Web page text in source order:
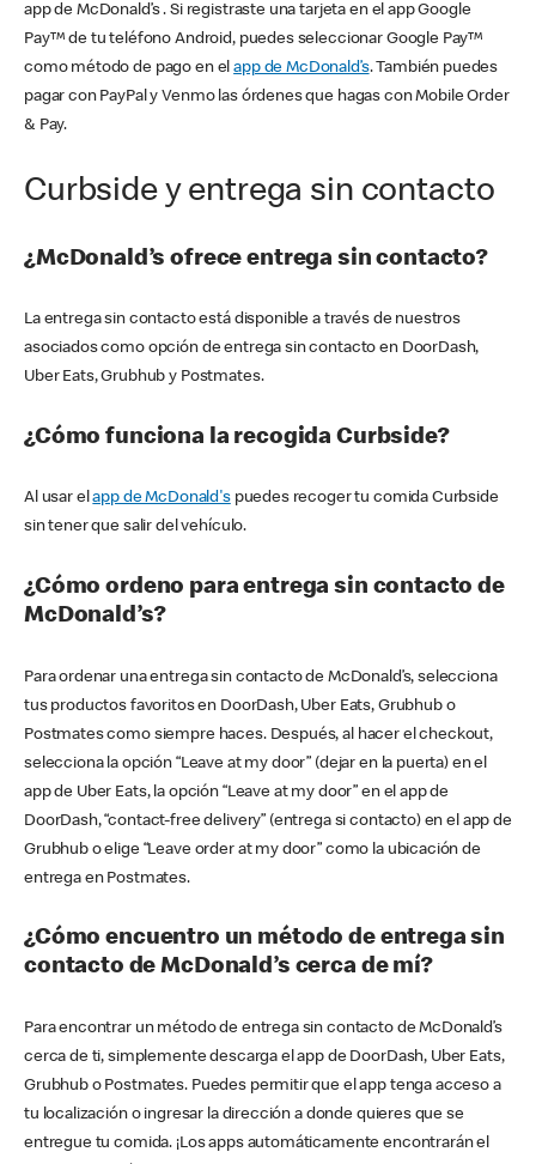
app de McDonald’s . Si registraste una tarjeta en el app Google
Pay™ de tu teléfono Android, puedes seleccionar Google Pay™
como método de pago en elapp de McDonald’s. También puedes
pagar con PayPal y Venmo las órdenes que hagas con Mobile Order
& Pay.
Curbside y entrega sin contacto
¿McDonald’s ofrece entrega sin contacto?
La entrega sin contacto está disponible a través de nuestros
asociados como opción de entrega sin contacto en DoorDash,
Uber Eats, Grubhub y Postmates.
¿Cómo funciona la recogida Curbside?
Al usar elapp de McDonald'spuedes recoger tu comida Curbside
sin tener que salir del vehículo.
¿Cómo ordeno para entrega sin contacto de
McDonald’s?
Para ordenar una entrega sin contacto de McDonald’s, selecciona
tus productos favoritos en DoorDash, Uber Eats, Grubhub o
Postmates como siempre haces. Después, al hacer el checkout,
selecciona la opción “Leave at my door” (dejar en la puerta) en el
app de Uber Eats, la opción “Leave at my door” en el app de
DoorDash, “contact-free delivery” (entrega si contacto) en el app de
Grubhub o elige “Leave order at my door” como la ubicación de
entrega en Postmates.
¿Cómo encuentro un método de entrega sin
contacto de McDonald’s cerca de mí?
Para encontrar un método de entrega sin contacto de McDonald’s
cerca de ti, simplemente descarga el app de DoorDash, Uber Eats,
Grubhub o Postmates. Puedes permitir que el app tenga acceso a
tu localización o ingresar la dirección a donde quieres que se
entregue tu comida. ¡Los apps automáticamente encontrarán el